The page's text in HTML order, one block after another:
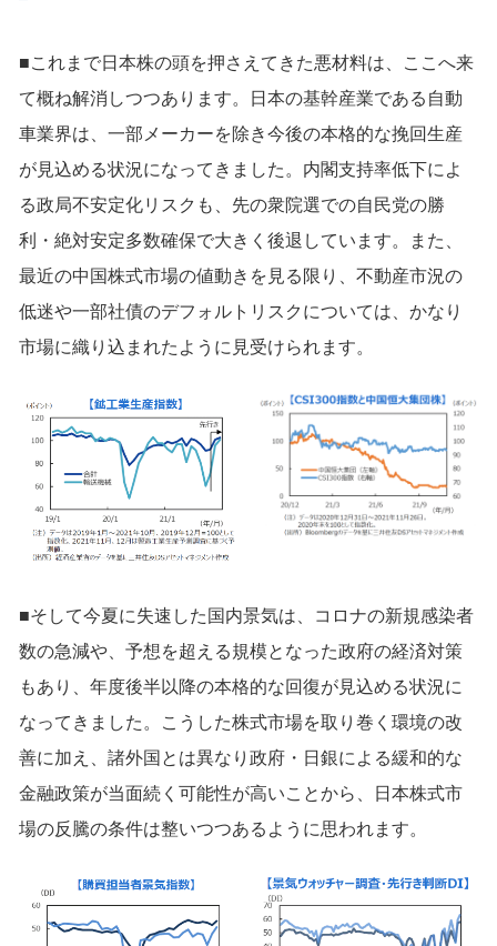
■これまで日本株の頭を押さえてきた悪材料は、ここへ来
て概ね解消しつつあります。日本の基幹産業である自動
車業界は、一部メーカーを除き今後の本格的な挽回生産
が見込める状況になってきました。内閣支持率低下によ
る政局不安定化リスクも、先の衆院選での自民党の勝
利・絶対安定多数確保で大きく後退しています。また、
最近の中国株式市場の値動きを見る限り、不動産市況の
低迷や一部社債のデフォルトリスクについては、かなり
市場に織り込まれたように見受けられます。
■そして今夏に失速した国内景気は、コロナの新規感染者
数の急減や、予想を超える規模となった政府の経済対策
もあり、年度後半以降の本格的な回復が見込める状況に
なってきました。こうした株式市場を取り巻く環境の改
善に加え、諸外国とは異なり政府・日銀による緩和的な
金融政策が当面続く可能性が高いことから、日本株式市
場の反騰の条件は整いつつあるように思われます。